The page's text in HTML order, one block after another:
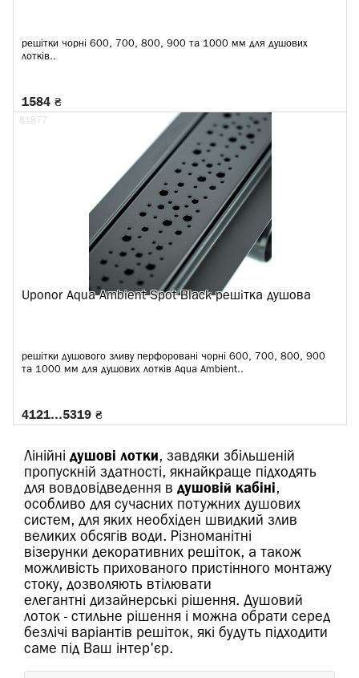
решітки чорні 600, 700, 800, 900 та 1000 мм для душових
лотків..
1584 ₴
Uponor Aqua Ambient Spot Black решітка душова
решітки душового зливу перфоровані чорні 600, 700, 800, 900
та 1000 мм для душових лотків Aqua Ambient..
81877
4121…5319 ₴
Лінійні душові лотки , завдяки збільшеній
пропускній здатності, якнайкраще підходять
для вовдовідведення в душовій кабіні,
особливо для сучасних потужних душових
систем, для яких необхіден швидкий злив
великих обсягів води. Різноманітні
візерунки декоративних решіток, а також
можливість прихованого пристінного монтажу
стоку, дозволяють втілювати
елегантні дизайнерські рішення. Душовий
лоток - стильне рішення і можна обрати серед
безлічі варіантів решіток, які будуть підходити
саме під Ваш інтер'єр.